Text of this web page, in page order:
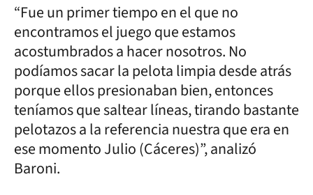
“Fue un primer tiempo en el que no
encontramos el juego que estamos
acostumbrados a hacer nosotros. No
podíamos sacar la pelota limpia desde atrás
porque ellos presionaban bien, entonces
teníamos que saltear líneas, tirando bastante
pelotazos a la referencia nuestra que era en
ese momento Julio (Cáceres)”, analizó
Baroni.